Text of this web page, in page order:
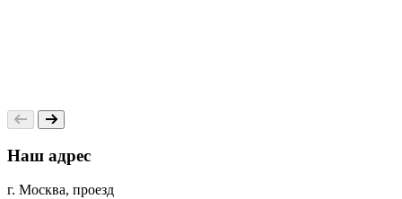
Наш адрес
г. Москва, проезд